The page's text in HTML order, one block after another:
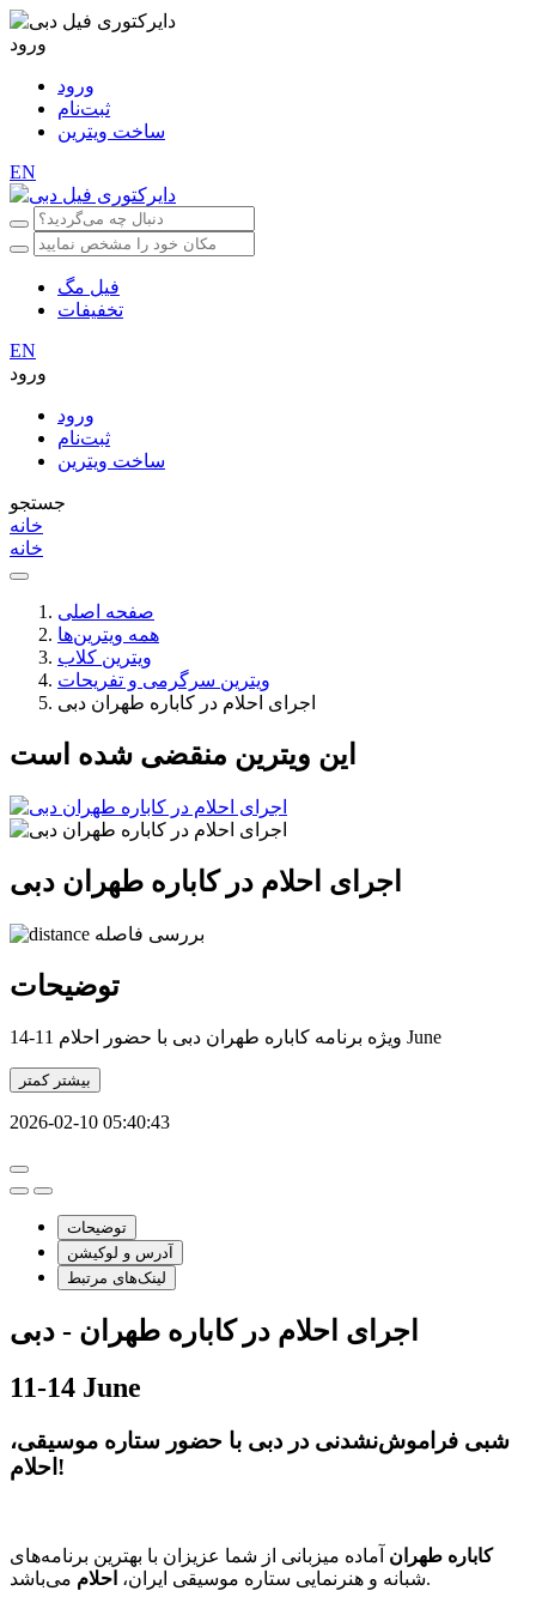
ورود
ورود
ثبت‌نام
ساخت ویترین
EN
فیل مگ
تخفیفات
EN
ورود
ورود
ثبت‌نام
ساخت ویترین
جستجو
خانه
خانه
صفحه اصلی
همه ویترین‌ها
ویترین کلاب
ویترین سرگرمی و تفریحات
اجرای احلام در کاباره طهران دبی
این ویترین منقضی شده است
اجرای احلام در کاباره طهران دبی
بررسی فاصله
توضیحات
ویژه برنامه کاباره طهران دبی با حضور احلام 11-14 June
بیشتر کمتر
2026-02-10 05:40:43
توضیحات
آدرس و لوکیشن
لینک‌های مرتبط
اجرای احلام در کاباره طهران - دبی
11-14 June
شبی فراموش‌نشدنی در دبی با حضور ستاره موسیقی،
احلام!
کاباره طهران آماده میزبانی از شما عزیزان با بهترین برنامه‌های
شبانه و هنرنمایی ستاره موسیقی ایران، احلام می‌باشد.